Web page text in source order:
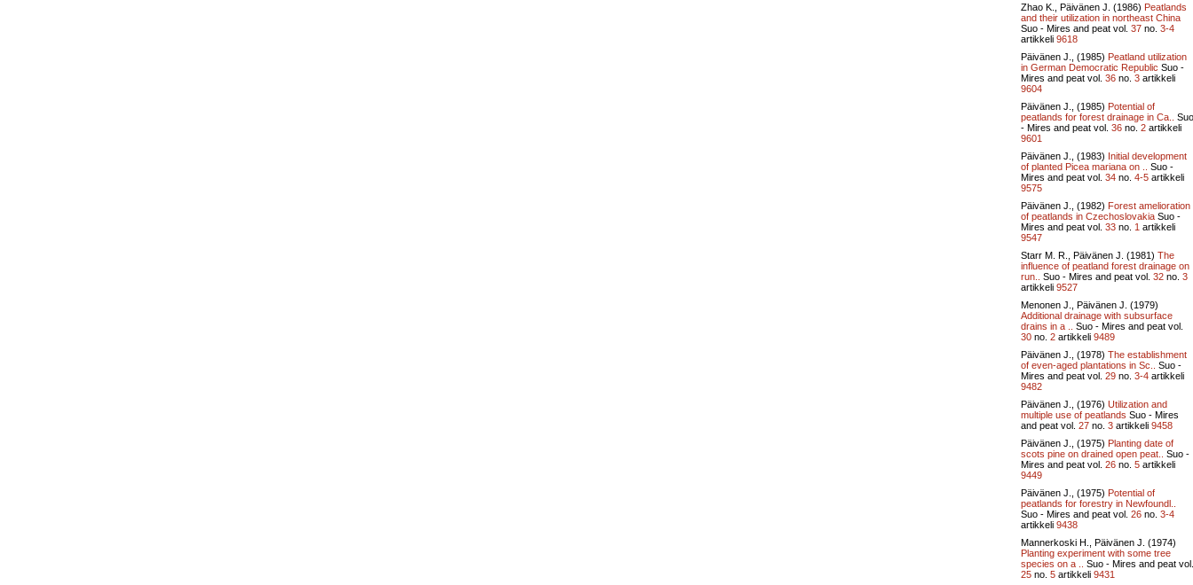
Zhao K., Päivänen J. (1986) Peatlands
and their utilization in northeast China
Suo - Mires and peat vol. 37 no. 3-4
artikkeli 9618
Päivänen J., (1985) Peatland utilization
in German Democratic Republic Suo -
Mires and peat vol. 36 no. 3 artikkeli
9604
Päivänen J., (1985) Potential of
peatlands for forest drainage in Ca..
Suo
- Mires and peat vol. 36 no. 2 artikkeli
9601
Päivänen J., (1983) Initial development
of planted Picea mariana on ..
Suo -
Mires and peat vol. 34 no. 4-5 artikkeli
9575
Päivänen J., (1982) Forest amelioration
of peatlands in Czechoslovakia Suo -
Mires and peat vol. 33 no. 1 artikkeli
9547
Starr M. R., Päivänen J. (1981) The
influence of peatland forest drainage on
run..
Suo - Mires and peat vol. 32 no. 3
artikkeli 9527
Menonen J., Päivänen J. (1979)
Additional drainage with subsurface
drains in a ..
Suo - Mires and peat vol.
30 no. 2 artikkeli 9489
Päivänen J., (1978) The establishment
of even-aged plantations in Sc..
Suo -
Mires and peat vol. 29 no. 3-4 artikkeli
9482
Päivänen J., (1976) Utilization and
multiple use of peatlands Suo - Mires
and peat vol. 27 no. 3 artikkeli 9458
Päivänen J., (1975) Planting date of
scots pine on drained open peat..
Suo -
Mires and peat vol. 26 no. 5 artikkeli
9449
Päivänen J., (1975) Potential of
peatlands for forestry in Newfoundl..
Suo - Mires and peat vol. 26 no. 3-4
artikkeli 9438
Mannerkoski H., Päivänen J. (1974)
Planting experiment with some tree
species on a ..
Suo - Mires and peat vol.
25 no. 5 artikkeli 9431